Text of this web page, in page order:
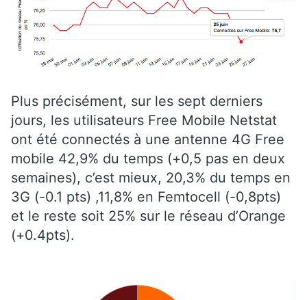
Plus précisément, sur les sept derniers
jours, les utilisateurs Free Mobile Netstat
ont été connectés à une antenne 4G Free
mobile 42,9% du temps (+0,5 pas en deux
semaines), c’est mieux, 20,3% du temps en
3G (-0.1 pts) ,11,8% en Femtocell (-0,8pts)
et le reste soit 25% sur le réseau d’Orange
(+0.4pts).